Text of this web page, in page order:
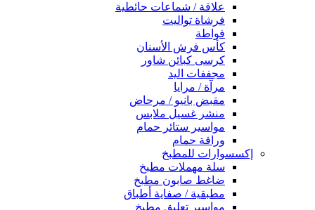
علاقة / شماعات حائطية
فرشاة تواليت
فواطة
كأس فرش الأسنان
كرسى كبائن شاور
مجففات اليد
مرآة / مرايا
مقبض بانيو / مرحاض
منشر غسيل ملابس
مواسير ستائر حمام
وراقة حمام
إكسسوارات للمطبخ
سلة مهملات مطبخ
ضاغط صابون مطبخ
مطبقية / صفاية أطباق
مواسير تعليق مطبخ